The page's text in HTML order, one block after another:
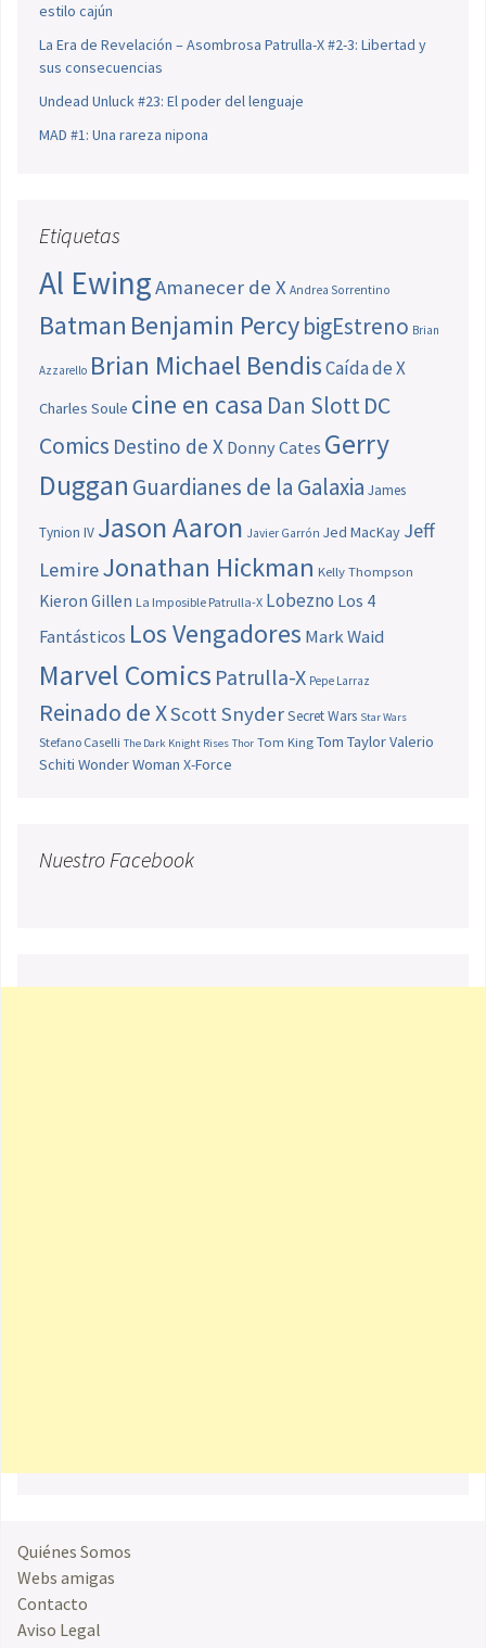
estilo cajún
La Era de Revelación – Asombrosa Patrulla-X #2-3: Libertad y
sus consecuencias
Undead Unluck #23: El poder del lenguaje
MAD #1: Una rareza nipona
Etiquetas
Al EwingAmanecer de X Andrea Sorrentino
Batman Benjamin PercybigEstreno Brian
Azzarello Brian Michael BendisCaída de X
Charles Soule cine en casa Dan SlottDC
Comics Destino de X Donny Cates Gerry
Duggan Guardianes de la Galaxia James
Tynion IV Jason Aaron Javier Garrón Jed MacKay Jeff
LemireJonathan Hickman Kelly Thompson
Kieron Gillen La Imposible Patrulla-X Lobezno Los 4
Fantásticos Los Vengadores Mark Waid
Marvel Comics Patrulla-X Pepe Larraz
Reinado de XScott SnyderSecret Wars Star Wars
Stefano Caselli The Dark Knight Rises Thor Tom King Tom TaylorValerio
Schiti Wonder Woman X-Force
Nuestro Facebook
Quiénes Somos
Webs amigas
Contacto
Aviso Legal